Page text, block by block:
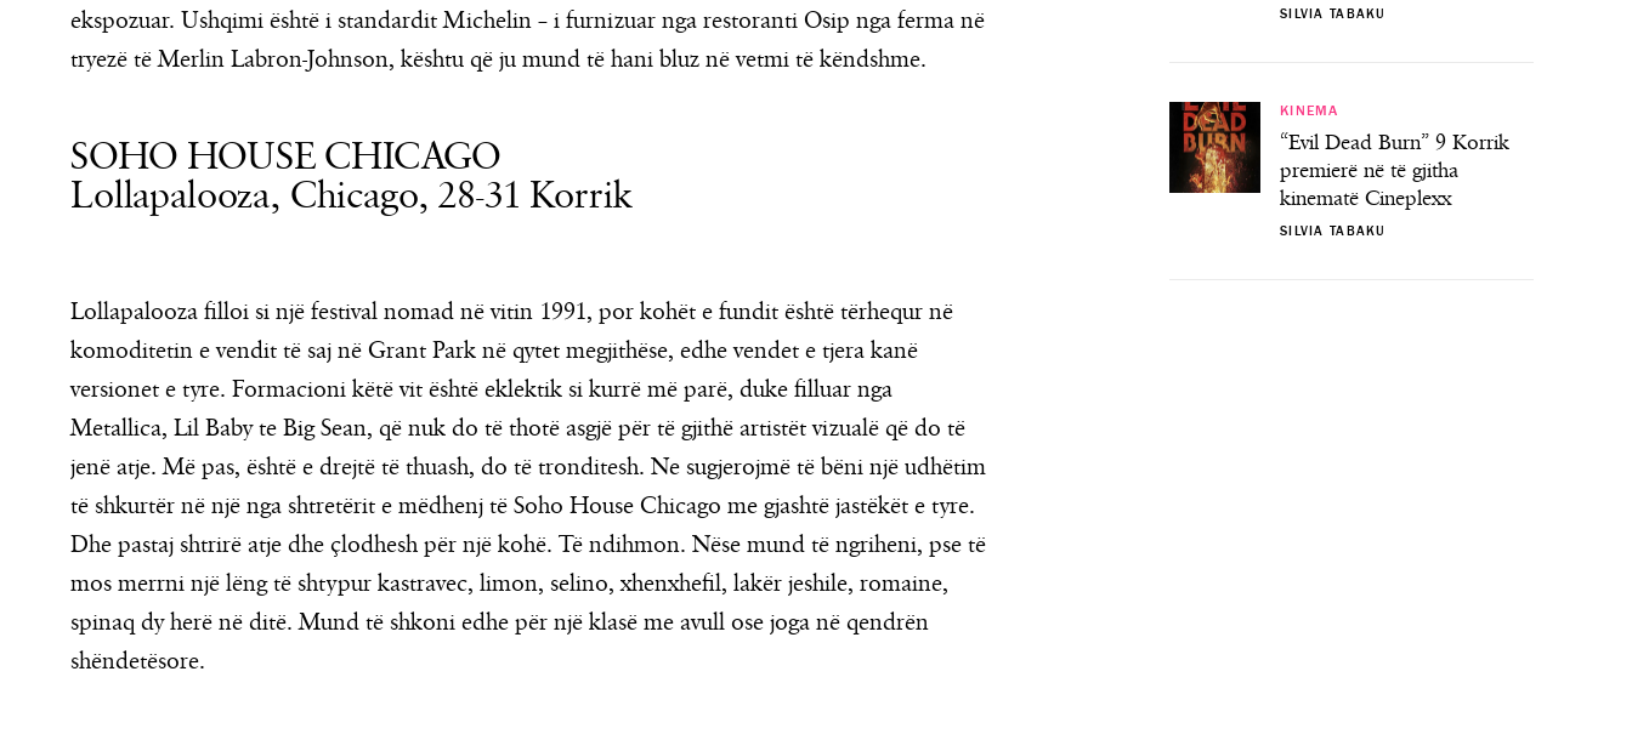
ekspozuar. Ushqimi është i standardit Michelin – i furnizuar nga restoranti Osip nga ferma në
tryezë të Merlin Labron-Johnson, kështu që ju mund të hani bluz në vetmi të këndshme.
SOHO HOUSE CHICAGO
Lollapalooza, Chicago, 28-31 Korrik
Lollapalooza filloi si një festival nomad në vitin 1991, por kohët e fundit është tërhequr në
komoditetin e vendit të saj në Grant Park në qytet megjithëse, edhe vendet e tjera kanë
versionet e tyre. Formacioni këtë vit është eklektik si kurrë më parë, duke filluar nga
Metallica, Lil Baby te Big Sean, që nuk do të thotë asgjë për të gjithë artistët vizualë që do të
jenë atje. Më pas, është e drejtë të thuash, do të tronditesh. Ne sugjerojmë të bëni një udhëtim
të shkurtër në një nga shtretërit e mëdhenj të Soho House Chicago me gjashtë jastëkët e tyre.
Dhe pastaj shtrirë atje dhe çlodhesh për një kohë. Të ndihmon. Nëse mund të ngriheni, pse të
mos merrni një lëng të shtypur kastravec, limon, selino, xhenxhefil, lakër jeshile, romaine,
spinaq dy herë në ditë. Mund të shkoni edhe për një klasë me avull ose joga në qendrën
shëndetësore.
SILVIA TABAKU
KINEMA
“Evil Dead Burn” 9 Korrik
premierë në të gjitha
kinematë Cineplexx
SILVIA TABAKU